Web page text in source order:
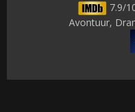
7.9/
Avontuur,